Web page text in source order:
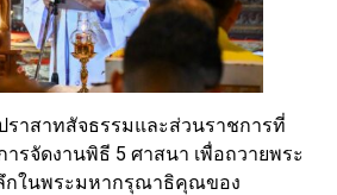
ราสาทสัจธรรมและส่วนราชการที่
ารจัดงานพิธี 5 ศาสนา เพื่อถวายพระ
กในพระมหากรุณาธิคุณของ